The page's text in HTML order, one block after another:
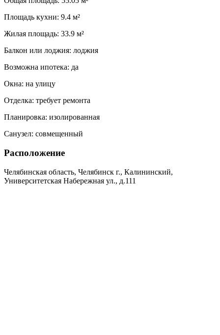
Площадь кухни: 9.4 м²
Жилая площадь: 33.9 м²
Балкон или лоджия: лоджия
Возможна ипотека: да
Окна: на улицу
Отделка: требует ремонта
Планировка: изолированная
Санузел: совмещенный
Расположение
Челябинская область, Челябинск г., Калининский,
Университетская Набережная ул., д.111